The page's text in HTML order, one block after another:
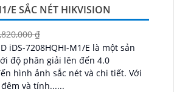
E SẮC NÉT HIKVISION
₫
iDS-7208HQHI-M1/E là một sản
độ phân giải lên đến 4.0
hình ảnh sắc nét và chi tiết. Với
và tính......